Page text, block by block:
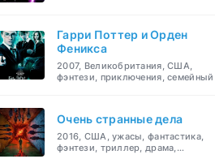
Гарри Поттер и Орден
Феникса
2007, Великобритания, США,
фэнтези, приключения, семейный
Очень странные дела
2016, США, ужасы, фантастика,
фэнтези, триллер, драма,